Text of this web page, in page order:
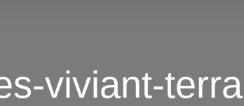
viviant-